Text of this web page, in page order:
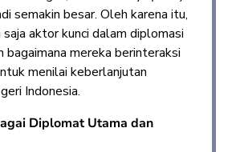
semakin besar. Oleh karena itu,
saja aktor kunci dalam diplomasi
bagaimana mereka berinteraksi
menilai keberlanjutan
Indonesia.
Diplomat Utama dan